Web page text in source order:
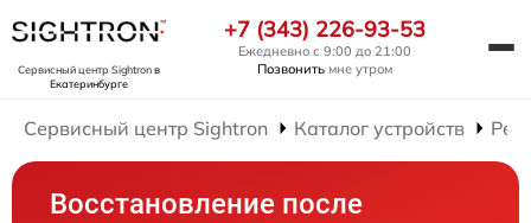
Сервисный центр Sightronв
Екатеринбурге
+7 (343) 226-93-53
Ежедневно с 9:00 до 21:00
Позвонить мне утром
Сервисный центр Sightron Каталог устройств
Восстановление после